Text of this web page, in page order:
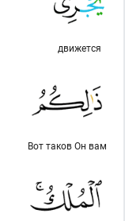
движется
Вот таков Он вам